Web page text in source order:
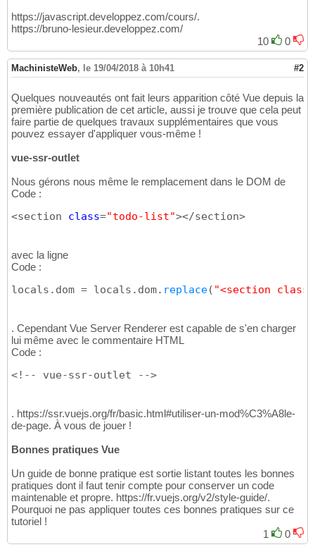
https://javascript.developpez.com/cours/.
https://bruno-lesieur.developpez.com/
10
0
MachinisteWeb, le 19/04/2018 à 10h41 #2
Quelques nouveautés ont fait leurs apparition côté Vue depuis la
première publication de cet article, aussi je trouve que cela peut
faire partie de quelques travaux supplémentaires que vous
pouvez essayer d'appliquer vous-même !
vue-ssr-outlet
Nous gérons nous même le remplacement dans le DOM de
Code :
<section class="todo-list"></section>
avec la ligne
Code :
locals.dom = locals.dom. replace( "<section
. Cependant Vue Server Renderer est capable de s'en charger
lui même avec le commentaire HTML
Code :
<!-- vue-ssr-outlet -->
. https://ssr.vuejs.org/fr/basic.html#utiliser-un-mod%C3%A8le-
de-page. À vous de jouer !
Bonnes pratiques Vue
Un guide de bonne pratique est sortie listant toutes les bonnes
pratiques dont il faut tenir compte pour conserver un code
maintenable et propre. https://fr.vuejs.org/v2/style-guide/.
Pourquoi ne pas appliquer toutes ces bonnes pratiques sur ce
tutoriel !
1
0